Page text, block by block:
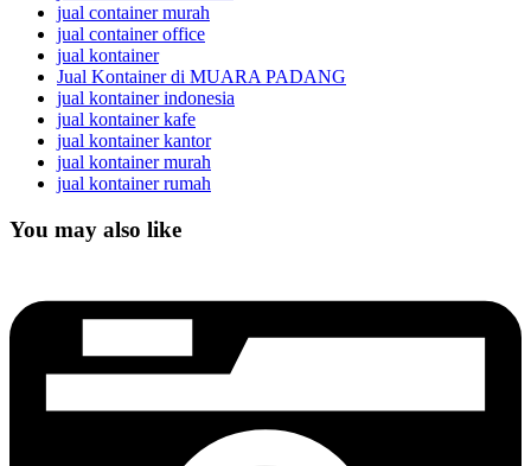
jual container murah
jual container office
jual kontainer
Jual Kontainer di MUARA PADANG
jual kontainer indonesia
jual kontainer kafe
jual kontainer kantor
jual kontainer murah
jual kontainer rumah
You may also like